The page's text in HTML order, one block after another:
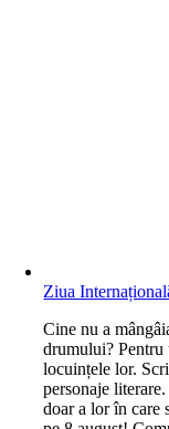
Ziua
Cine nu a
drumului? Pentru
locuințele lor.
personaje
doar a lor în care